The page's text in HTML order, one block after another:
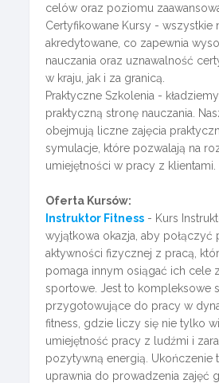
celów oraz poziomu
Certyfikowane Kursy - wszystkie
akredytowane, co zapewnia
nauczania oraz uznawalność
w kraju, jak i za granicą.
Praktyczne Szkolenia -
praktyczną stronę nauczania.
obejmują liczne zajęcia
symulacje, które pozwalają na
umiejętności w pracy z klientami.
Oferta Kursów:
Instruktor Fitness - Kurs
wyjątkowa okazja, aby połączyć
aktywności fizycznej z pracą,
pomaga innym osiągać ich cele
sportowe. Jest to kompleksowe
przygotowujące do pracy w
fitness, gdzie liczy się nie tylko
umiejętność pracy z ludźmi i
pozytywną energią. Ukończenie
uprawnia do prowadzenia zajęć